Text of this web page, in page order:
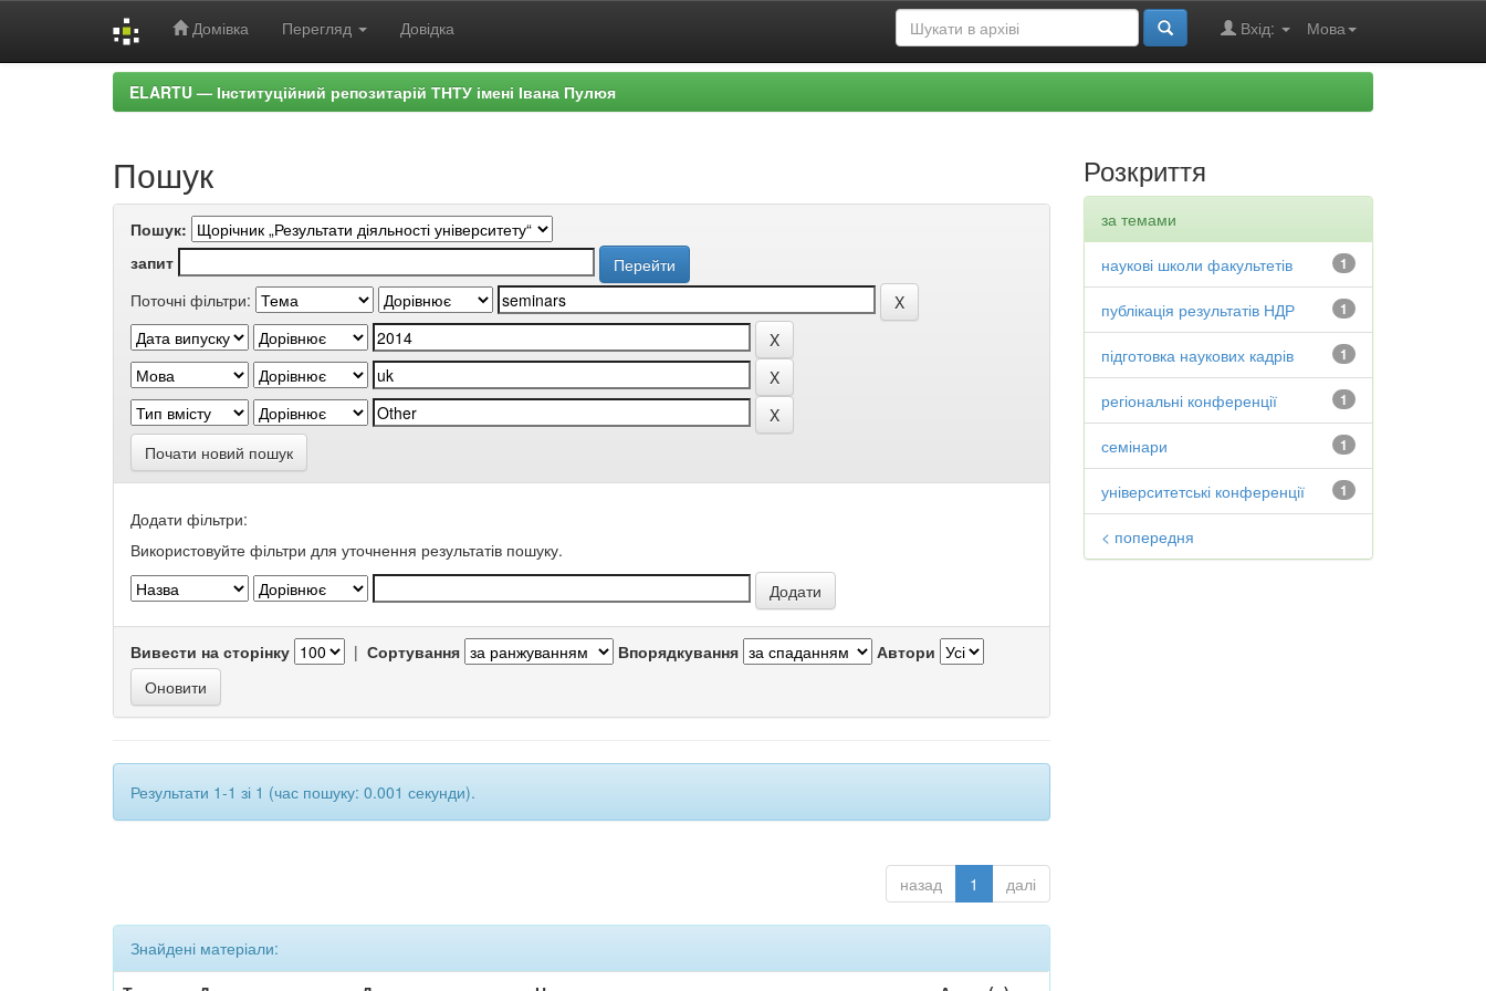
Домівка Перегляд Довідка Мова
Вхід:
ELARTU — Інституційний репозитарій ТНТУ імені Івана Пулюя
Пошук
Пошук:
запит
Поточні фільтри:
Почати новий пошук
Додати фільтри:
Використовуйте фільтри для уточнення результатів пошуку.
Вивести на сторінку | Сортування Впорядкування Автори
Результати 1-1 зі 1 (час пошуку: 0.001 секунди).
назад 1 далі
Знайдені матеріали:
Розкриття
за темами
1
наукові школи факультетів
1
публікація результатів НДР
1
підготовка наукових кадрів
1
регіональні конференції
1
семінари
1
університетські конференції
< попередня